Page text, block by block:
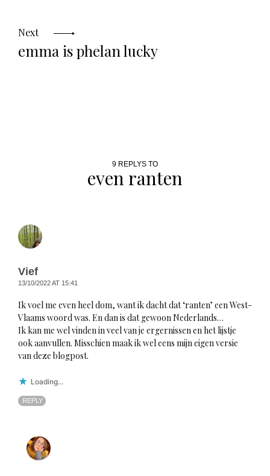
Next
emma is phelan lucky
9 REPLYS TO
even ranten
Vief
13/10/2022 AT 15:41
Ik voel me even heel dom, want ik dacht dat ‘ranten’ een West-
Vlaams woord was. En dan is dat gewoon Nederlands…
Ik kan me wel vinden in veel van je ergernissen en het lijstje
ook aanvullen. Misschien maak ik wel eens mijn eigen versie
van deze blogpost.
Loading...
REPLY